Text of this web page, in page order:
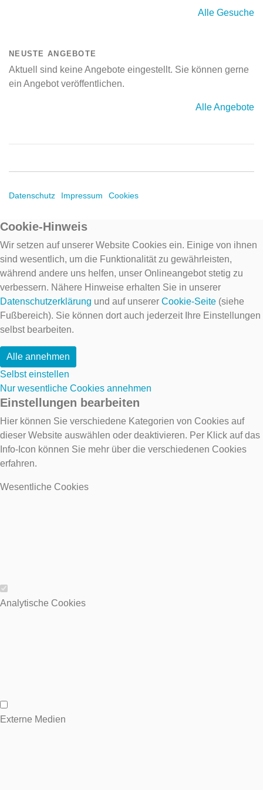
Alle Gesuche
NEUSTE ANGEBOTE
Aktuell sind keine Angebote eingestellt. Sie können gerne
ein Angebot veröffentlichen.
Alle Angebote
Datenschutz Impressum Cookies
Cookie-Hinweis
Wir setzen auf unserer Website Cookies ein. Einige von ihnen
sind wesentlich, um die Funktionalität zu gewährleisten,
während andere uns helfen, unser Onlineangebot stetig zu
verbessern. Nähere Hinweise erhalten Sie in unserer
Datenschutzerklärung und auf unserer Cookie-Seite (siehe
Fußbereich). Sie können dort auch jederzeit Ihre Einstellungen
selbst bearbeiten.
Alle annehmen
Selbst einstellen
Nur wesentliche Cookies annehmen
Einstellungen bearbeiten
Hier können Sie verschiedene Kategorien von Cookies auf
dieser Website auswählen oder deaktivieren. Per Klick auf das
Info-Icon können Sie mehr über die verschiedenen Cookies
erfahren.
Wesentliche Cookies
Wesentliche Cookies
Analytische Cookies
Analytische Cookies
Externe Medien